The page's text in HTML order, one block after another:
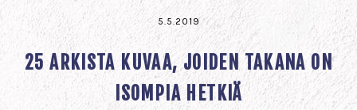
5.5.2019
25 ARKISTA KUVAA, JOIDEN TAKANA ON
ISOMPIA HETKIÄ